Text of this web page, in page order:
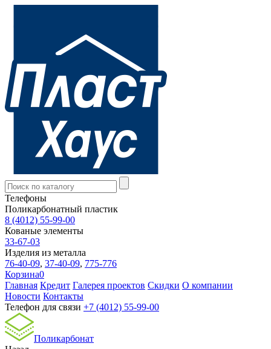
Телефоны
Поликарбонатный пластик
8 (4012) 55-99-00
Кованые элементы
33-67-03
Изделия из металла
76-40-09, 37-40-09, 775-776
Корзина0
Главная Кредит Галерея проектов Скидки О компании
Новости Контакты
Телефон для связи +7 (4012) 55-99-00
Поликарбонат